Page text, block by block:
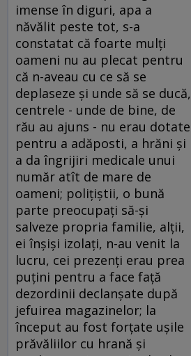
imense în diguri, apa a
năvălit peste tot, s-a
constatat că foarte mulţi
oameni nu au plecat pentru
că n-aveau cu ce să se
deplaseze şi unde să se ducă,
centrele - unde de bine, de
rău au ajuns - nu erau dotate
pentru a adăposti, a hrăni şi
a da îngrijiri medicale unui
număr atît de mare de
oameni; poliţiştii, o bună
parte preocupaţi să-şi
salveze propria familie, alţii,
ei înşişi izolaţi, n-au venit la
lucru, cei prezenţi erau prea
puţini pentru a face faţă
dezordinii declanşate după
jefuirea magazinelor; la
început au fost forţate uşile
prăvăliilor cu hrană şi